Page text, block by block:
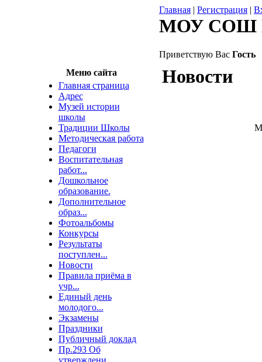
Главная | Регистрация |
МОУ СОШ
Приветствую Вас Гость
Меню сайта
Главная страница
Адрес
Музей истории
школы
Традиции Школы
Методическая работа
Педагоги
Воспитательная
работ...
Дошкольное
образование.
Дополнительное
образ...
Фотоальбомы
Конкурсы
Результаты
поступлен...
Новости
Правила приёма в
учр...
Единый день
молодого...
Экзамены
Праздники
Публичный доклад
Пр.293 Об
утверждени...
Новости